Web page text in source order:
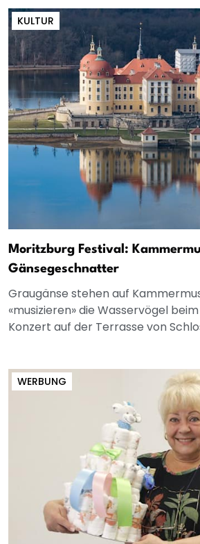
KULTUR
Moritzburg Festival:
Gänsegeschnatter
Graugänse stehen auf
«musizieren» die Wasservögel
Konzert auf der Terrasse von
WERBUNG